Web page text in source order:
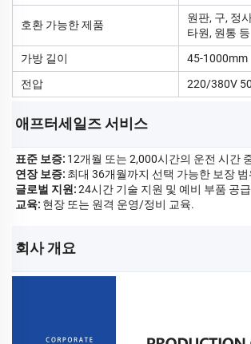
호환 가능한 제품
원판, 구, 정
타원, 원통 등
가방 길이
45-1000mm
전압
220/380V
애프터세일즈 서비스
표준 보증: 12개월 또는 2,000시간의 운전 시간
연장 보증: 최대 36개월까지 선택 가능한 보장 범
글로벌 지원:24시간 기술 지원 및 예비 부품 공급
교육: 현장 또는 원격 운영/정비 교육.
회사 개요